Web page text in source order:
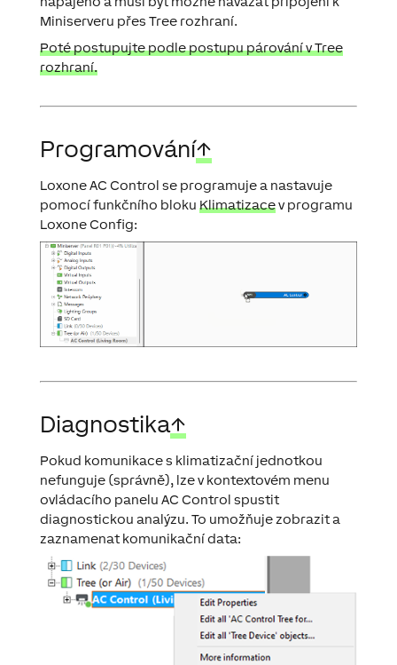
Miniserveru přes Tree rozhraní.
Poté postupujte podle postupu párování v Tree
rozhraní.
Programování↑
Loxone AC Control se programuje a nastavuje
pomocí funkčního bloku Klimatizacev programu
Loxone Config:
Diagnostika↑
Pokud komunikace s klimatizační jednotkou
nefunguje (správně), lze v kontextovém menu
ovládacího panelu AC Control spustit
diagnostickou analýzu. To umožňuje zobrazit a
zaznamenat komunikační data: